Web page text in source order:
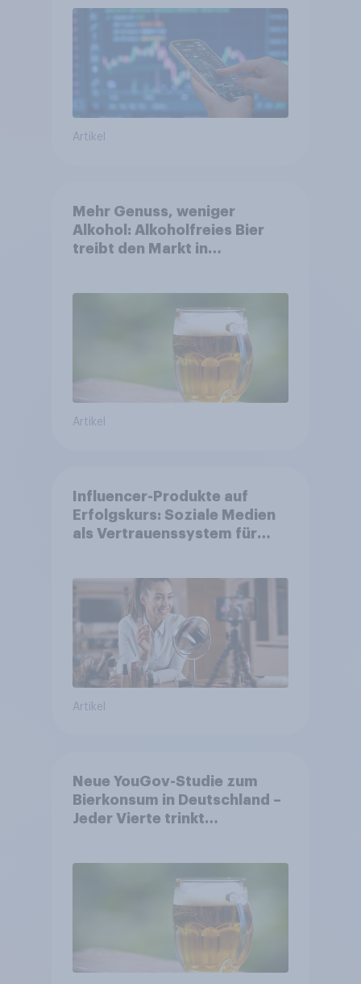
Artikel
Mehr Genuss, weniger
Alkohol: Alkoholfreies Bier
treibt den Markt in
Artikel
Influencer-Produkte auf
Erfolgskurs: Soziale Medien
als Vertrauenssystem für
Artikel
Neue YouGov-Studie zum
Bierkonsum in Deutschland –
Jeder Vierte trinkt
wächst um über 23 Prozent